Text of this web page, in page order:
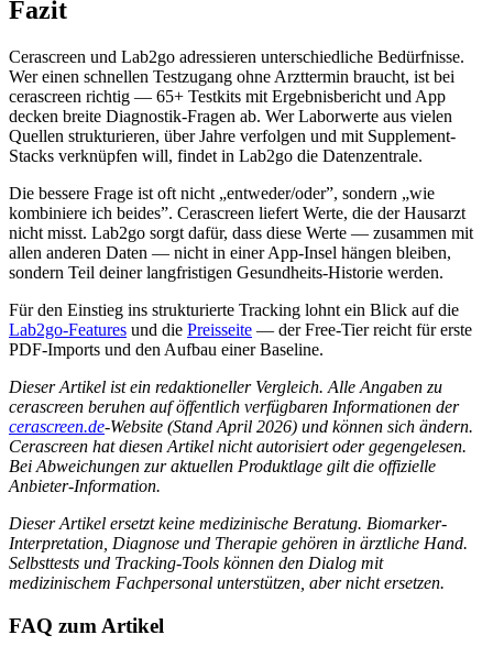
Fazit
Cerascreen und Lab2go adressieren unterschiedliche Bedürfnisse.
Wer einen schnellen Testzugang ohne Arzttermin braucht, ist bei
cerascreen richtig — 65+ Testkits mit Ergebnisbericht und App
decken breite Diagnostik-Fragen ab. Wer Laborwerte aus vielen
Quellen strukturieren, über Jahre verfolgen und mit Supplement-
Stacks verknüpfen will, findet in Lab2go die Datenzentrale.
Die bessere Frage ist oft nicht „entweder/oder”, sondern „wie
kombiniere ich beides”. Cerascreen liefert Werte, die der Hausarzt
nicht misst. Lab2go sorgt dafür, dass diese Werte — zusammen mit
allen anderen Daten — nicht in einer App-Insel hängen bleiben,
sondern Teil deiner langfristigen Gesundheits-Historie werden.
Für den Einstieg ins strukturierte Tracking lohnt ein Blick auf die
Lab2go-Features und die Preisseite — der Free-Tier reicht für erste
PDF-Imports und den Aufbau einer Baseline.
Dieser Artikel ist ein redaktioneller Vergleich. Alle Angaben zu
cerascreen beruhen auf öffentlich verfügbaren Informationen der
cerascreen.de-Website (Stand April 2026) und können sich ändern.
Cerascreen hat diesen Artikel nicht autorisiert oder gegengelesen.
Bei Abweichungen zur aktuellen Produktlage gilt die offizielle
Anbieter-Information.
Dieser Artikel ersetzt keine medizinische Beratung. Biomarker-
Interpretation, Diagnose und Therapie gehören in ärztliche Hand.
Selbsttests und Tracking-Tools können den Dialog mit
medizinischem Fachpersonal unterstützen, aber nicht ersetzen.
FAQ zum Artikel